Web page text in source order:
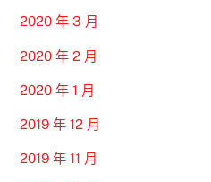
2020 年 3 月
2020 年 2 月
2020 年 1 月
2019 年 12 月
2019 年 11 月